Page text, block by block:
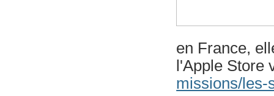
en France,
l'Apple Store
missions/les-